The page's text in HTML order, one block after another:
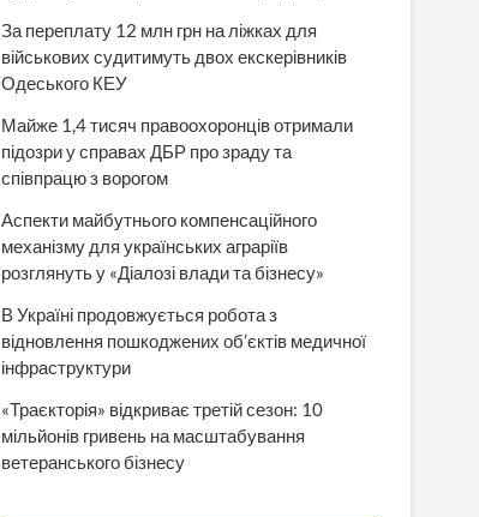
За переплату 12 млн грн на ліжках для
військових судитимуть двох екскерівників
Одеського КЕУ
Майже 1,4 тисяч правоохоронців отримали
підозри у справах ДБР про зраду та
співпрацю з ворогом
Аспекти майбутнього компенсаційного
механізму для українських аграріїв
розглянуть у «Діалозі влади та бізнесу»
В Україні продовжується робота з
відновлення пошкоджених об’єктів медичної
інфраструктури
«Траєкторія» відкриває третій сезон: 10
мільйонів гривень на масштабування
ветеранського бізнесу